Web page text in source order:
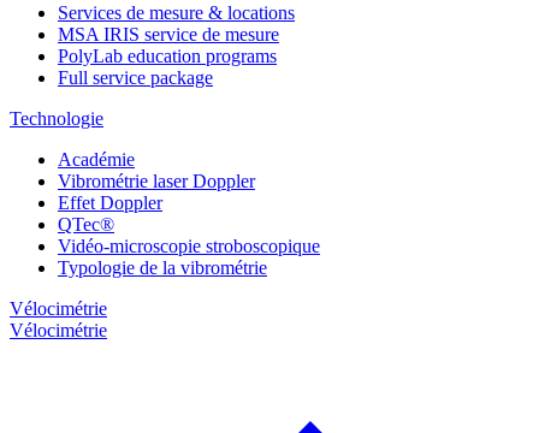
Services de mesure & locations
MSA IRIS service de mesure
PolyLab education programs
Full service package
Technologie
Académie
Vibrométrie laser Doppler
Effet Doppler
QTec®
Vidéo-microscopie stroboscopique
Typologie de la vibrométrie
Vélocimétrie
Vélocimétrie